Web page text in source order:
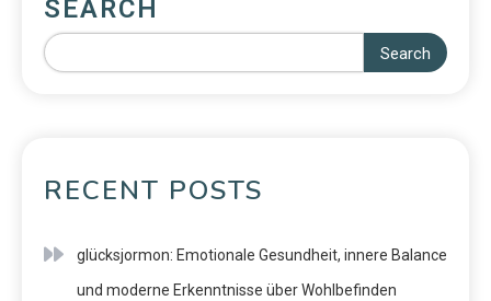
SEARCH
Search
RECENT POSTS
glücksjormon: Emotionale Gesundheit, innere Balance
und moderne Erkenntnisse über Wohlbefinden